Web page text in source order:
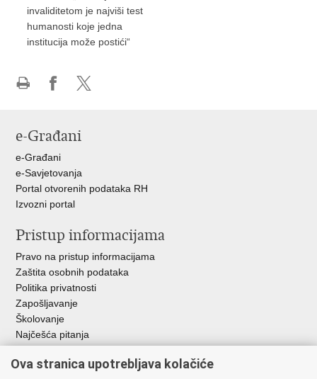
invaliditetom je najviši test
humanosti koje jedna
institucija može postići“
Facebooku
X-
e-Građani
e-Građani
e-Savjetovanja
Portal otvorenih podataka RH
Izvozni portal
Pristup informacijama
Pravo na pristup informacijama
Zaštita osobnih podataka
Politika privatnosti
Zapošljavanje
Školovanje
Najčešća pitanja
Važne poveznice
Ova stranica upotrebljava kolačiće